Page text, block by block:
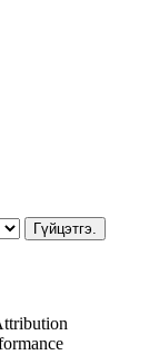
Гүйцэтгэ.